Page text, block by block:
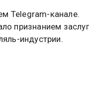
Telegram-канале.
признанием
индустрии.